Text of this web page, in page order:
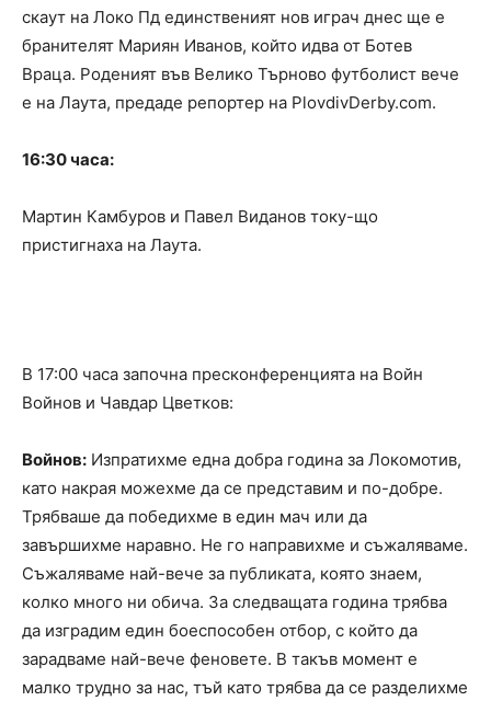
скаут на Локо Пд единственият нов играч днес ще е
бранителят Мариян Иванов, който идва от Ботев
Враца. Роденият във Велико Търново футболист вече
е на Лаута, предаде репортер на PlovdivDerby.com.
16:30 часа:
Мартин Камбуров и Павел Виданов току-що
пристигнаха на Лаута.
В 17:00 часа започна пресконференцията на Войн
Войнов и Чавдар Цветков:
Войнов: Изпратихме една добра година за Локомотив,
като накрая можехме да се представим и по-добре.
Трябваше да победихме в един мач или да
завършихме наравно. Не го направихме и съжаляваме.
Съжаляваме най-вече за публиката, която знаем,
колко много ни обича. За следващата година трябва
да изградим един боеспособен отбор, с който да
зарадваме най-вече феновете. В такъв момент е
малко трудно за нас, тъй като трябва да се разделихме